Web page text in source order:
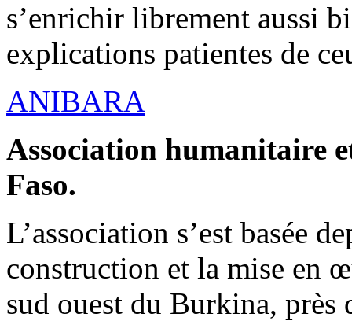
s’enrichir librement aussi
explications patientes de
ANIBARA
Association humanitaire
Faso.
L’association s’est basée
construction et la mise en
sud ouest du Burkina,